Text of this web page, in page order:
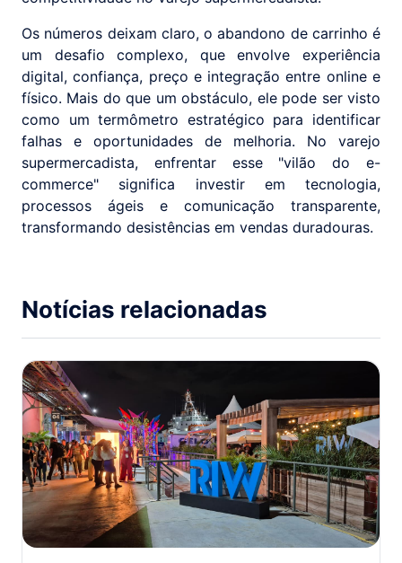
Os números deixam claro, o abandono de carrinho é
um desafio complexo, que envolve experiência
digital, confiança, preço e integração entre online e
físico. Mais do que um obstáculo, ele pode ser visto
como um termômetro estratégico para identificar
falhas e oportunidades de melhoria. No varejo
supermercadista, enfrentar esse "vilão do e-
commerce" significa investir em tecnologia,
processos ágeis e comunicação transparente,
transformando desistências em vendas duradouras.
Notícias relacionadas